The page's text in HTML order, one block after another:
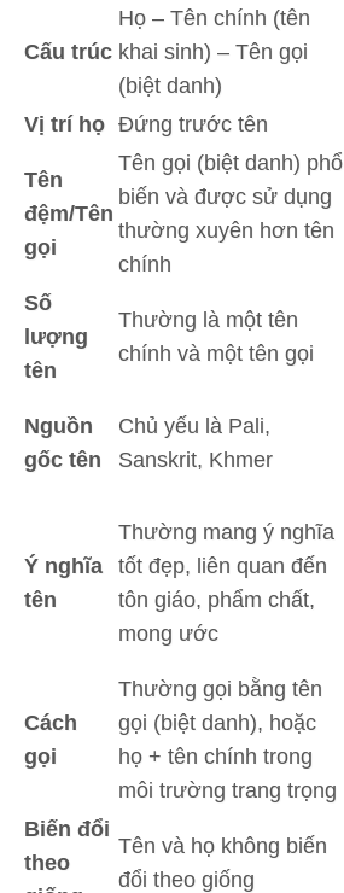
Cấu trúc
Họ – Tên chính (tên
khai sinh) – Tên gọi
(biệt danh)
Vị trí họ Đứng trước tên
Tên
đệm/Tên
gọi
Tên gọi (biệt danh) phổ
biến và được sử dụng
thường xuyên hơn tên
chính
Số
lượng
tên
Thường là một tên
chính và một tên gọi
Nguồn
gốc tên
Chủ yếu là Pali,
Sanskrit, Khmer
Ý nghĩa
tên
Thường mang ý nghĩa
tốt đẹp, liên quan đến
tôn giáo, phẩm chất,
mong ước
Cách
gọi
Thường gọi bằng tên
gọi (biệt danh), hoặc
họ + tên chính trong
môi trường trang trọng
Biến đổi
theo
Tên và họ không biến
đổi theo giống